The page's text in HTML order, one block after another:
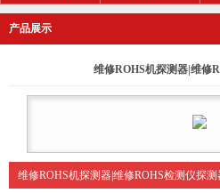
产品展示
维修ROHS机探测器|维修
维修ROHS机探测器|维修ROHS检测仪探测